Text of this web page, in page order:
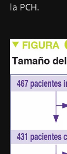
la PCH.
Imagen